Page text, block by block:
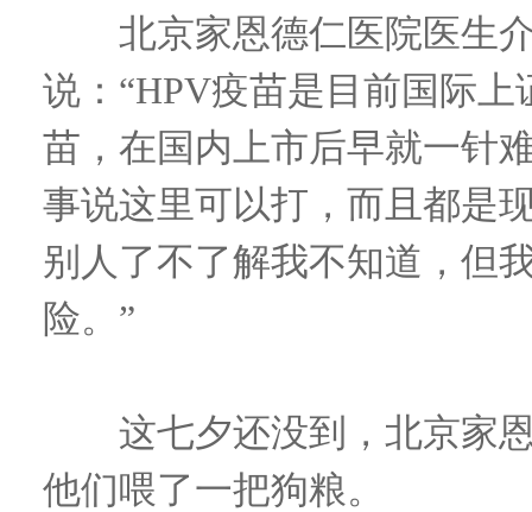
北京家恩德仁医院医生介
说：“HPV疫苗是目前国际
苗，在国内上市后早就一针
事说这里可以打，而且都是
别人了不了解我不知道，但
险。”
这七夕还没到，北京家恩
他们喂了一把狗粮。